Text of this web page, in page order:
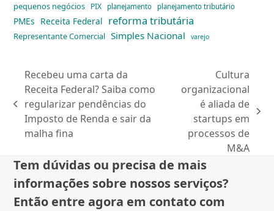
pequenos negócios PIX planejamento planejamento tributário
PMEs Receita Federal reforma tributária
Representante Comercial Simples Nacional varejo
previous
post:
Recebeu uma carta da
Receita Federal? Saiba como
regularizar pendências do
Imposto de Renda e sair da
malha fina
next
post:
Cultura
organizacional
é aliada de
startups em
processos de
M&A
Tem dúvidas ou precisa de mais
informações sobre nossos serviços?
Então entre agora em contato com